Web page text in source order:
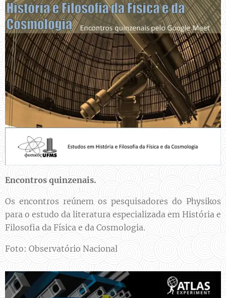
Encontros quinzenais.
Os encontros reúnem os pesquisadores do Physikos
para o estudo da literatura especializada em História e
Filosofia da Física e da Cosmologia.
Foto: Observatório Nacional